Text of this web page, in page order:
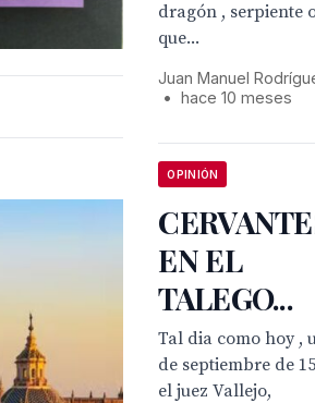
dragón , serpiente
que...
Juan Manuel
•
hace 10 meses
OPINIÓN
EN EL
TALEGO...
Tal dia como hoy ,
de septiembre de
el juez Vallejo,